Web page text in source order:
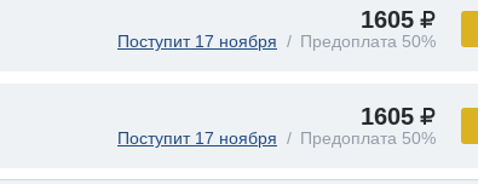
1605
Поступит 17 ноября Предоплата 50%
1605
Поступит 17 ноября Предоплата 50%